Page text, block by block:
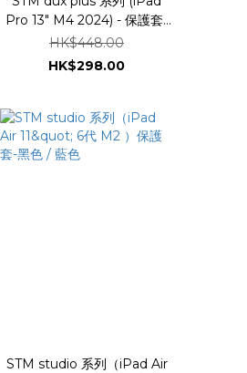
Pro 13" M4 2024) - 保護套-
黑色 #stm-222-445LX-01
HK$448.00
HK$298.00
STM studio 系列（iPad Air